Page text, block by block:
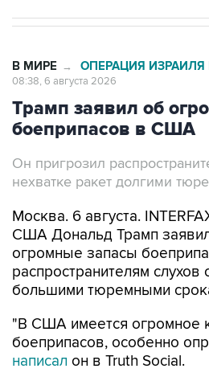
В МИРЕ → ОПЕРАЦИЯ
08:38, 6 августа 2026
Трамп заявил об
боеприпасов в США
Он пригрозил
нехватке ракет долгими
Москва. 6 августа.
США Дональд Трамп
огромные запасы
распространителям слухов
большими тюремными
"В США имеется огромное
боеприпасов, особенно
написал он в Truth Social.